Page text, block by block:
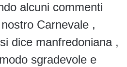
alcuni commenti
Carnevale ,
dice manfredoniana ,
sgradevole e